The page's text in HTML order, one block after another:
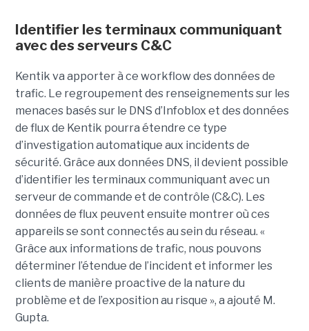
Identifier les terminaux communiquant
avec des serveurs C&C
Kentik va apporter à ce workflow des données de
trafic. Le regroupement des renseignements sur les
menaces basés sur le DNS d’Infoblox et des données
de flux de Kentik pourra étendre ce type
d’investigation automatique aux incidents de
sécurité. Grâce aux données DNS, il devient possible
d’identifier les terminaux communiquant avec un
serveur de commande et de contrôle (C&C). Les
données de flux peuvent ensuite montrer où ces
appareils se sont connectés au sein du réseau. «
Grâce aux informations de trafic, nous pouvons
déterminer l’étendue de l’incident et informer les
clients de manière proactive de la nature du
problème et de l’exposition au risque », a ajouté M.
Gupta.